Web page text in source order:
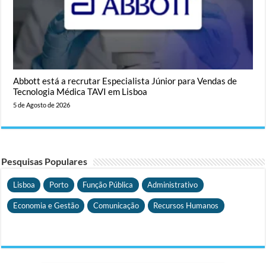
Abbott está a recrutar Especialista Júnior para Vendas de
Tecnologia Médica TAVI em Lisboa
5 de Agosto de 2026
Pesquisas Populares
Lisboa Porto Função Pública Administrativo
Economia e Gestão Comunicação Recursos Humanos